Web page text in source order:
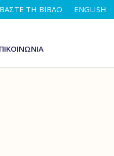
ΤΗ ΒΊΒΛΟ ENGLISH